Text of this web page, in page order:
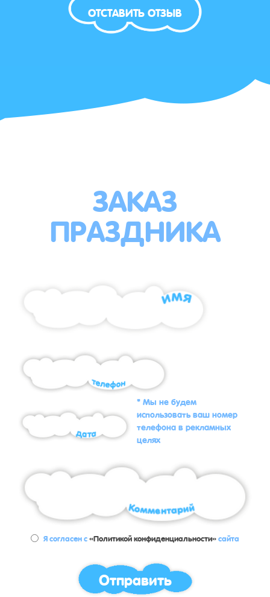
ОТСТАВИТЬ ОТЗЫВ
ЗАКАЗ
ПРАЗДНИКА
* Мы не будем
использовать ваш номер
телефона в рекламных
целях
Я согласен с«Политикой конфиденциальности»сайта
Отправить